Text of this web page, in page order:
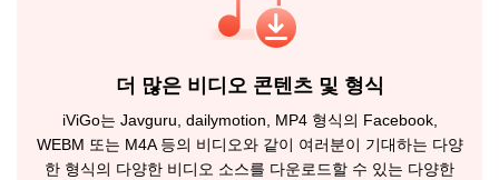
더 많은 비디오 콘텐츠 및 형식
iViGo는 Javguru, dailymotion, MP4 형식의 Facebook,
WEBM 또는 M4A 등의 비디오와 같이 여러분이 기대하는 다양
한 형식의 다양한 비디오 소스를 다운로드할 수 있는 다양한